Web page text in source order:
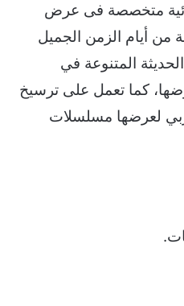
متخصصة فى عرض
من أيام الزمن الجميل
المتنوعة في
كما تعمل على ترسيخ
لعرضها مسلسلات